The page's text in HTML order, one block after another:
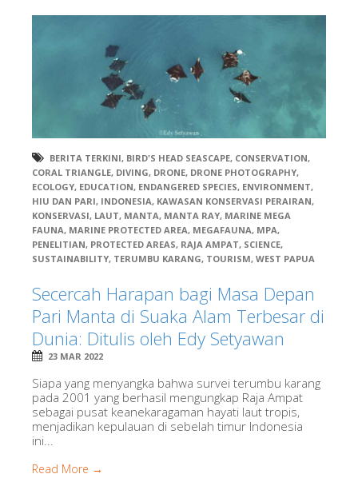
BERITA TERKINI, BIRD'S HEAD SEASCAPE, CONSERVATION,
CORAL TRIANGLE, DIVING, DRONE, DRONE PHOTOGRAPHY,
ECOLOGY, EDUCATION, ENDANGERED SPECIES, ENVIRONMENT,
HIU DAN PARI, INDONESIA, KAWASAN KONSERVASI PERAIRAN,
KONSERVASI, LAUT, MANTA, MANTA RAY, MARINE MEGA
FAUNA, MARINE PROTECTED AREA, MEGAFAUNA, MPA,
PENELITIAN, PROTECTED AREAS, RAJA AMPAT, SCIENCE,
SUSTAINABILITY, TERUMBU KARANG, TOURISM, WEST PAPUA
Secercah Harapan bagi Masa Depan
Pari Manta di Suaka Alam Terbesar di
Dunia: Ditulis oleh Edy Setyawan
23 MAR 2022
Siapa yang menyangka bahwa survei terumbu karang
pada 2001 yang berhasil mengungkap Raja Ampat
sebagai pusat keanekaragaman hayati laut tropis,
menjadikan kepulauan di sebelah timur Indonesia
ini...
Read More →